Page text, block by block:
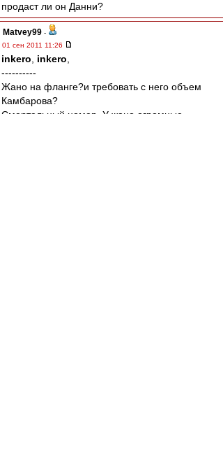
продаст ли он Данни?
Matvey99 -
01 сен 2011 11:26
inkero inkero
----------
Жано на фланге?и требовать с него объем
Камбарова?
Смертельный номер. У жано огромные